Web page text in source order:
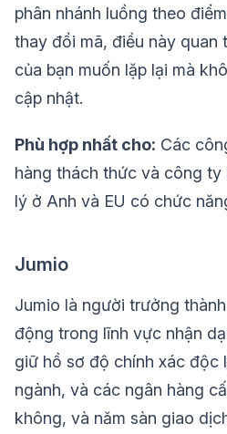
phân nhánh luồng theo
thay đổi mã, điều này quan
của bạn muốn lặp lại mà
cập nhật.
Phù hợp nhất cho: Các
hàng thách thức và công ty
lý ở Anh và EU có chức
Jumio
Jumio là người trưởng
động trong lĩnh vực nhận
giữ hồ sơ độ chính xác độc
ngành, và các ngân hàng
không, và năm sàn giao